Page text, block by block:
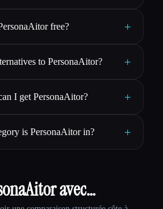
free? +
to PersonaAitor? +
I get PersonaAitor? +
is PersonaAitor in? +
avec…